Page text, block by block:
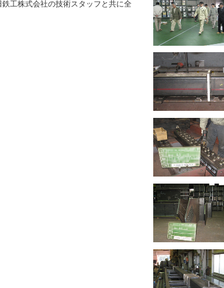
工株式会社の技術スタッフと共に全